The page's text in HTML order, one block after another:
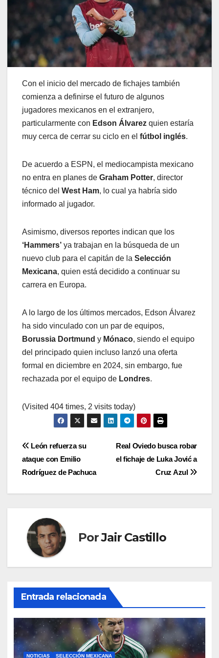
Con el inicio del mercado de fichajes también
comienza a definirse el futuro de algunos
jugadores mexicanos en el extranjero,
particularmente con Edson Álvarez quien estaría
muy cerca de cerrar su ciclo en el fútbol inglés.
De acuerdo a ESPN, el mediocampista mexicano
no entra en planes de Graham Potter, director
técnico del West Ham, lo cual ya habría sido
informado al jugador.
Asimismo, diversos reportes indican que los
‘Hammers’ ya trabajan en la búsqueda de un
nuevo club para el capitán de la Selección
Mexicana, quien está decidido a continuar su
carrera en Europa.
A lo largo de los últimos mercados, Edson Álvarez
ha sido vinculado con un par de equipos,
Borussia Dortmund y Mónaco, siendo el equipo
del principado quien incluso lanzó una oferta
formal en diciembre en 2024, sin embargo, fue
rechazada por el equipo de Londres.
(Visited 404 times, 2 visits today)
Navegación
de
entradas
Real Oviedo busca robar
el fichaje de Luka Jović a
Cruz Azul
León refuerza su
ataque con Emilio
Rodríguez de Pachuca
PorJair Castillo
Entrada relacionada
NOTICIAS SELECCIÓN MEXICANA